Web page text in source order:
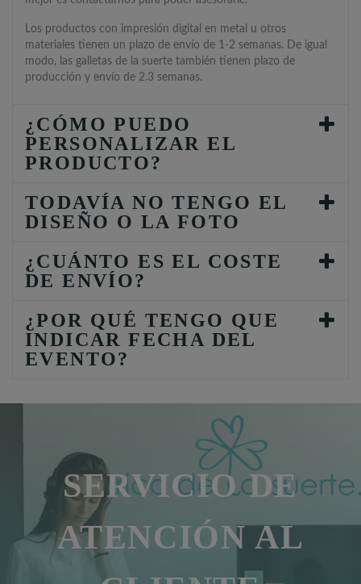
Los productos con impresión digital en metal u otros
materiales tienen un plazo de envío de 1-2 semanas. De igual
modo, las galletas de la suerte también tienen plazo de
producción y envío de 2.3 semanas.
¿CÓMO PUEDO
PERSONALIZAR EL
PRODUCTO?
TODAVÍA NO TENGO EL
DISEÑO O LA FOTO
¿CUÁNTO ES EL COSTE
DE ENVÍO?
¿POR QUÉ TENGO QUE
INDICAR FECHA DEL
EVENTO?
SERVICIO DE
ATENCIÓN AL